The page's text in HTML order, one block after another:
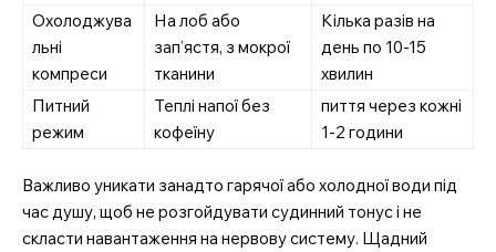
Охолоджува
льні
компреси
На лоб або
зап’ястя, з мокрої
тканини
Кілька разів на
день по 10-15
хвилин
Питний
режим
Теплі напої без
кофеїну
пиття через кожні
1-2 години
Важливо уникати занадто гарячої або холодної води під
час душу, щоб не розгойдувати судинний тонус і не
скласти навантаження на нервову систему. Щадний